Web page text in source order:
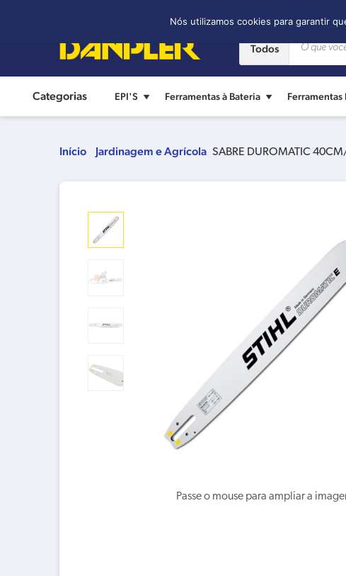
Todos
Categorias EPI'S Ferramentas à Bateria Ferramentas
Início Jardinagem e Agrícola SABRE DUROMATIC
Nós utilizamos cookies para garantir